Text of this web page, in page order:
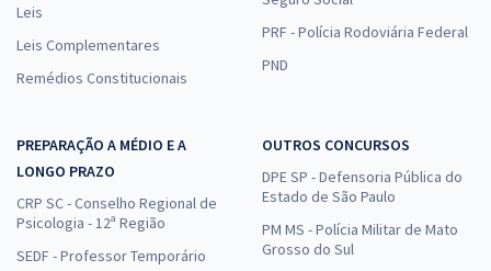
Leis
Leis Complementares
Remédios Constitucionais
PRF - Polícia Rodoviária Federal
PND
PREPARAÇÃO A MÉDIO E A
LONGO PRAZO
CRP SC - Conselho Regional de
Psicologia - 12ª Região
SEDF - Professor Temporário
OUTROS CONCURSOS
DPE SP - Defensoria Pública do
Estado de São Paulo
PM MS - Polícia Militar de Mato
Grosso do Sul